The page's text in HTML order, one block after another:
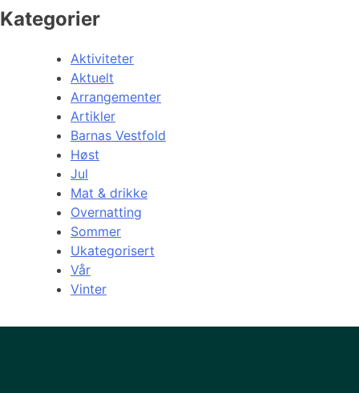
Kategorier
Aktiviteter
Aktuelt
Arrangementer
Artikler
Barnas Vestfold
Høst
Jul
Mat & drikke
Overnatting
Sommer
Ukategorisert
Vår
Vinter